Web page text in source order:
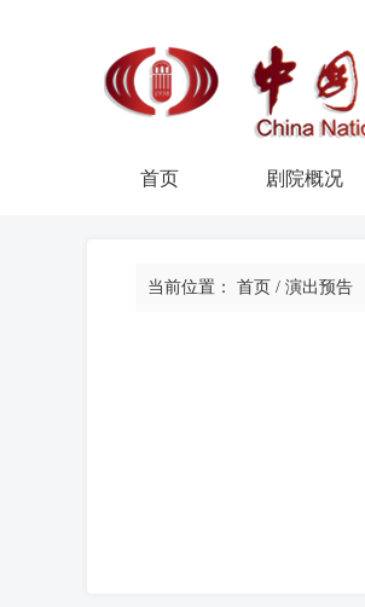
首页 剧院概况
当前位置： 首页 / 演出预告